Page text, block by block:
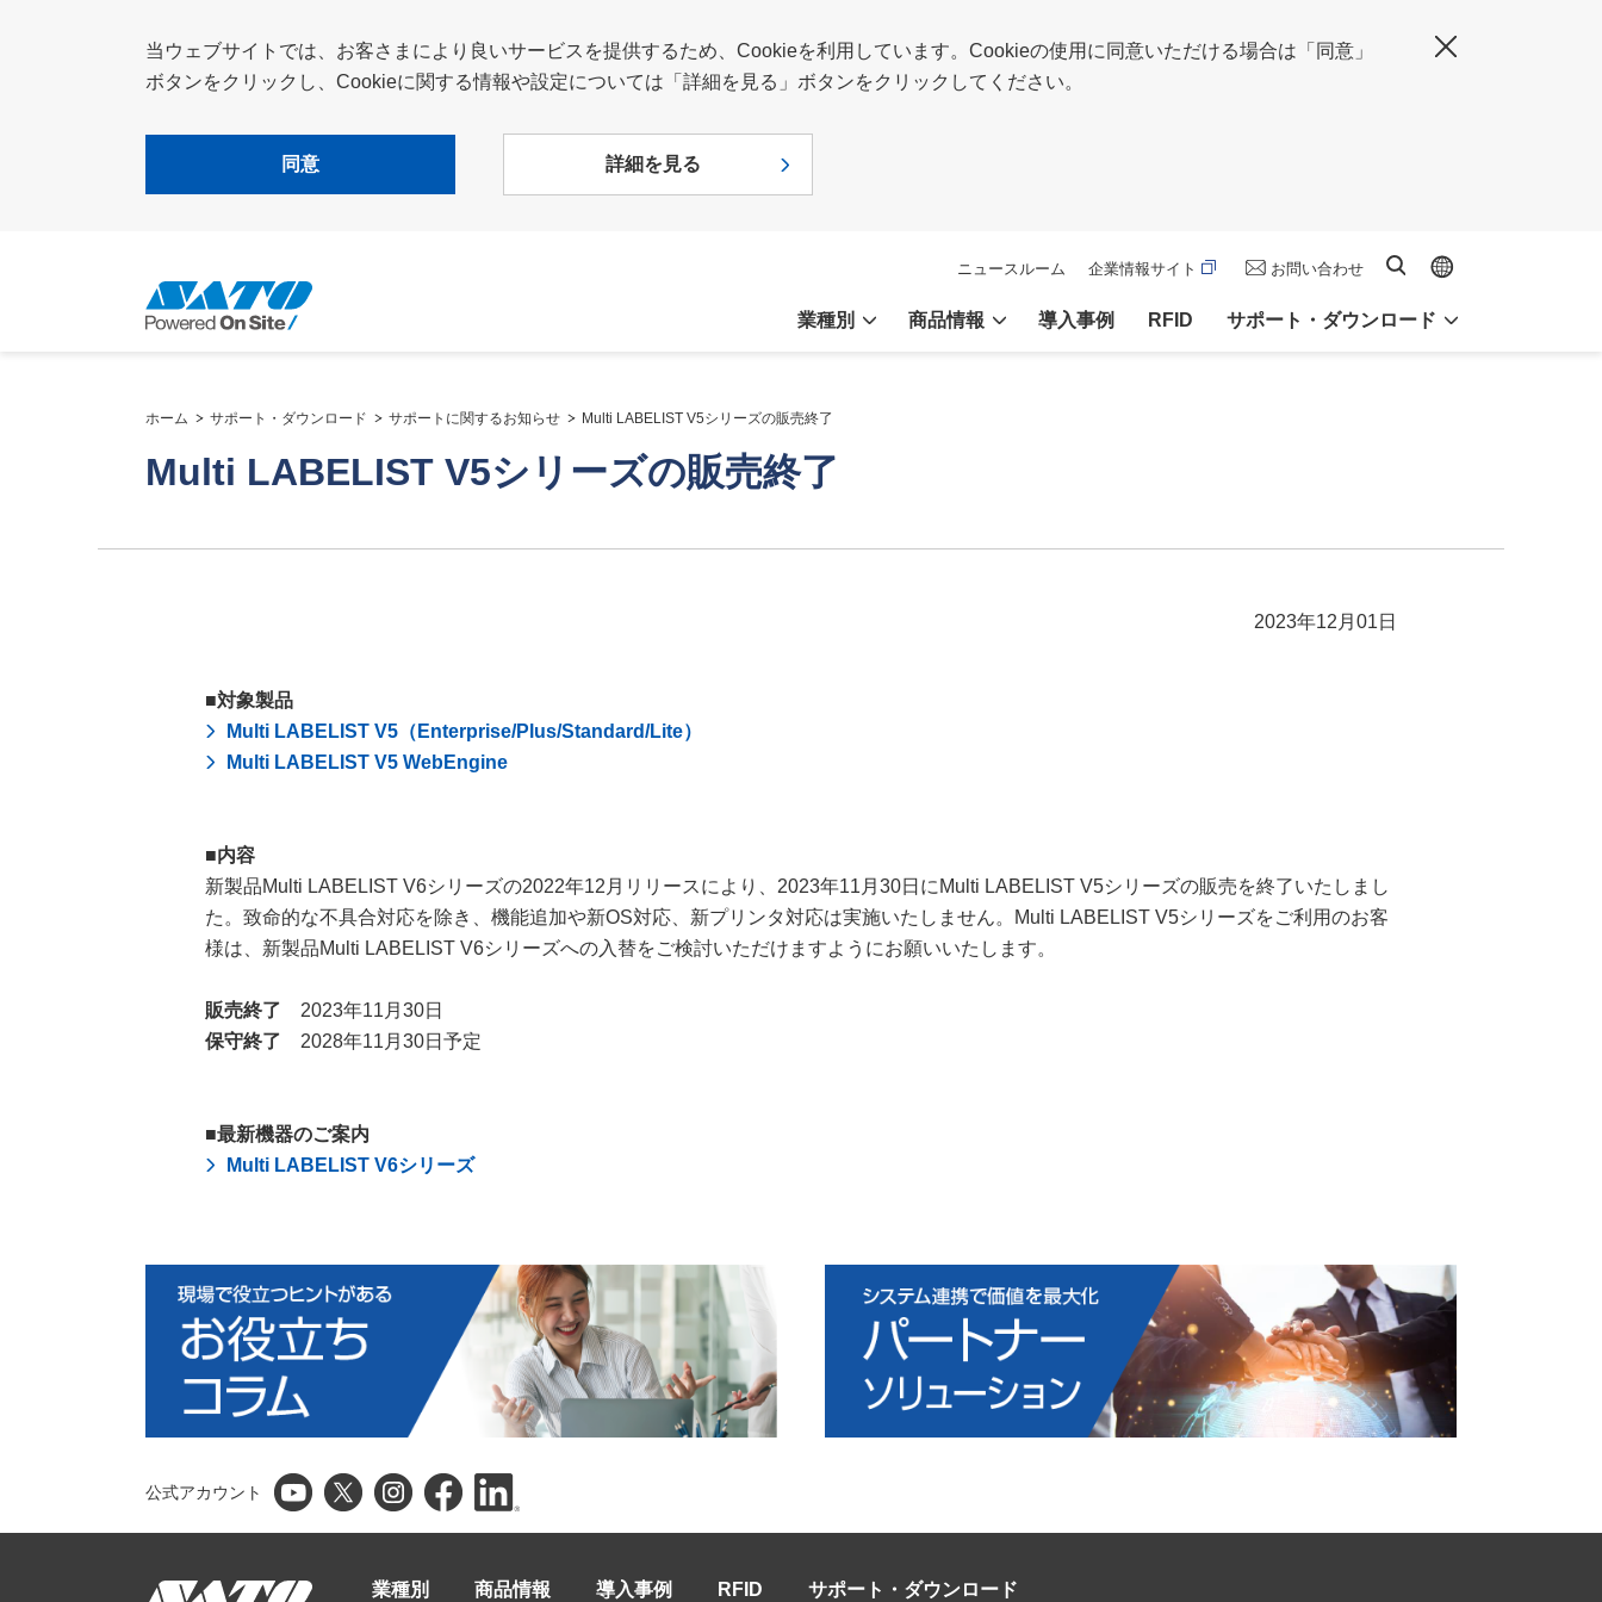
当ウェブサイトでは、お客さまにより良いサービスを提供するため、Cookieを利用しています。Cookieの使用に同意いただける場合は「同意」
ボタンをクリックし、Cookieに関する情報や設定については「詳細を見る」ボタンをクリックしてください。
同意 詳細を見る
業種別 商品情報 導入事例 RFID サポート・ダウンロード
ニュースルーム 企業情報サイト お問い合わせ サイト内検索
ホーム サポート・ダウンロード サポートに関するお知らせ Multi LABELIST V5シリーズの販売終了
Multi LABELIST V5シリーズの販売終了
2023年12月01日
■対象製品
Multi LABELIST V5（Enterprise/Plus/Standard/Lite）
Multi LABELIST V5 WebEngine
■内容
新製品Multi LABELIST V6シリーズの2022年12月リリースにより、2023年11月30日にMulti LABELIST V5シリーズの販売を終了いたしまし
た。致命的な不具合対応を除き、機能追加や新OS対応、新プリンタ対応は実施いたしません。Multi LABELIST V5シリーズをご利用のお客
様は、新製品Multi LABELIST V6シリーズへの入替をご検討いただけますようにお願いいたします。
販売終了 2023年11月30日
保守終了 2028年11月30日予定
■最新機器のご案内
Multi LABELIST V6シリーズ
公式アカウント
業種別 商品情報 導入事例 RFID サポート・ダウンロード